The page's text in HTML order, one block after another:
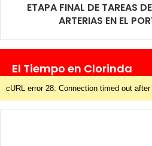
ETAPA FINAL DE TAREAS
ARTERIAS EN EL
El Tiempo en Clorinda
cURL error 28: Connection timed out